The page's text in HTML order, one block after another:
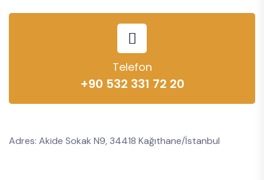
Telefon
+90 532 331 72 20
Adres: Akide Sokak N9, 34418 Kağıthane/İstanbul